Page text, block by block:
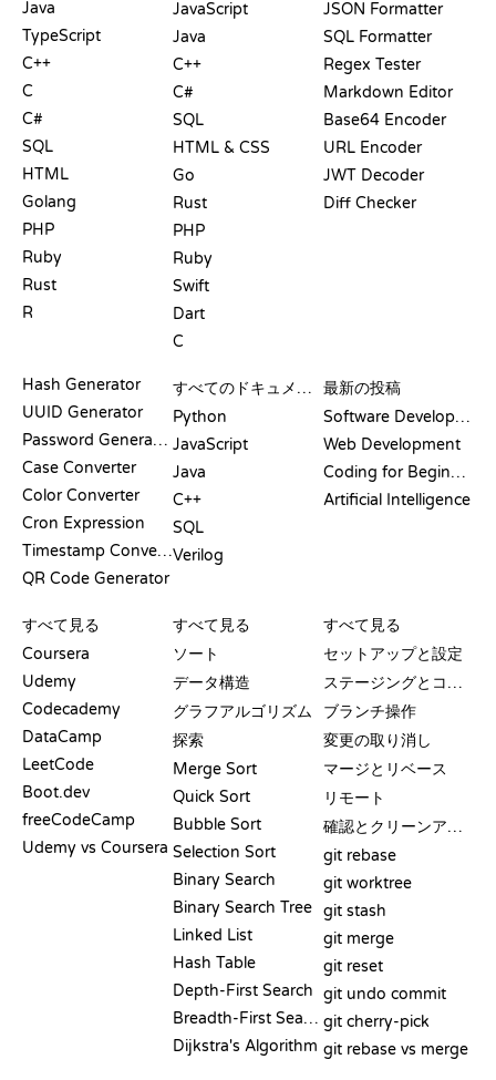
Java
TypeScript
C++
C
C#
SQL
HTML
Golang
PHP
Ruby
Rust
R
JavaScript
Java
C++
C#
SQL
HTML & CSS
Go
Rust
PHP
Ruby
Swift
Dart
C
JSON Formatter
SQL Formatter
Regex Tester
Markdown Editor
Base64 Encoder
URL Encoder
JWT Decoder
Diff Checker
Hash Generator
UUID Generator
Password Generator
Case Converter
Color Converter
Cron Expression
Timestamp Converter
QR Code Generator
すべてのドキュメント
Python
JavaScript
Java
C++
SQL
Verilog
最新の投稿
Software Development
Web Development
Coding for Beginners
Artificial Intelligence
すべて見る
Coursera
Udemy
Codecademy
DataCamp
LeetCode
Boot.dev
freeCodeCamp
Udemy vs Coursera
すべて見る
ソート
データ構造
グラフアルゴリズム
探索
Merge Sort
Quick Sort
Bubble Sort
Selection Sort
Binary Search
Binary Search Tree
Linked List
Hash Table
Depth-First Search
Breadth-First Search
Dijkstra's Algorithm
すべて見る
セットアップと設定
ステージングとコミット
ブランチ操作
変更の取り消し
マージとリベース
リモート
確認とクリーンアップ
git rebase
git worktree
git stash
git merge
git reset
git undo commit
git cherry-pick
git rebase vs merge